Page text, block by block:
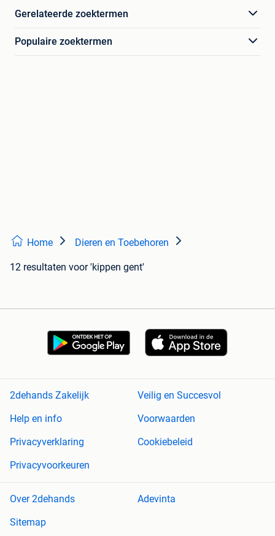
Gerelateerde zoektermen
Populaire zoektermen
Home Dieren en Toebehoren
12 resultaten voor 'kippen gent'
2dehands Zakelijk
Veilig en Succesvol
Help en info
Voorwaarden
Privacyverklaring
Cookiebeleid
Privacyvoorkeuren
Over 2dehands
Adevinta
Sitemap